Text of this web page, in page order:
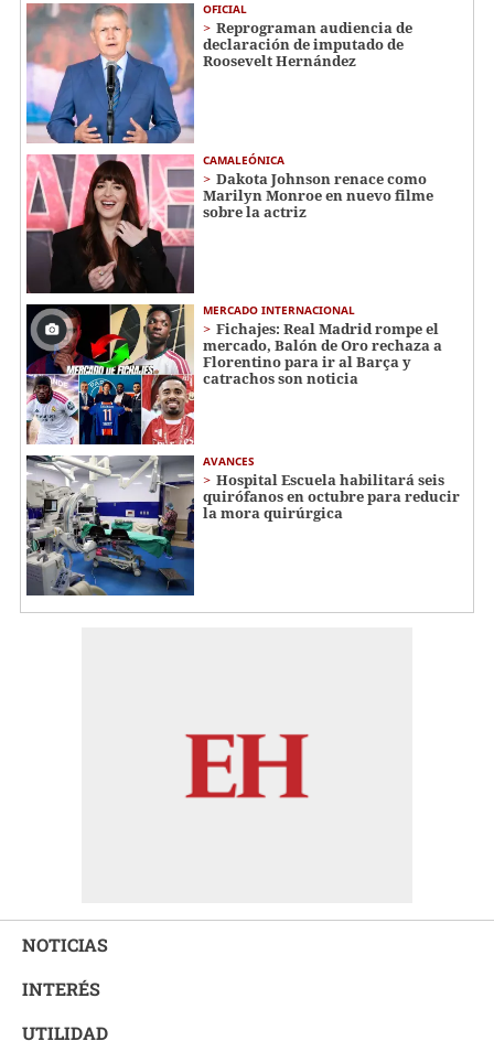
OFICIAL
Reprograman audiencia de
declaración de imputado de
Roosevelt Hernández
CAMALEÓNICA
Dakota Johnson renace como
Marilyn Monroe en nuevo filme
sobre la actriz
MERCADO INTERNACIONAL
Fichajes: Real Madrid rompe el
mercado, Balón de Oro rechaza a
Florentino para ir al Barça y
catrachos son noticia
AVANCES
Hospital Escuela habilitará seis
quirófanos en octubre para reducir
la mora quirúrgica
NOTICIAS
INTERÉS
UTILIDAD